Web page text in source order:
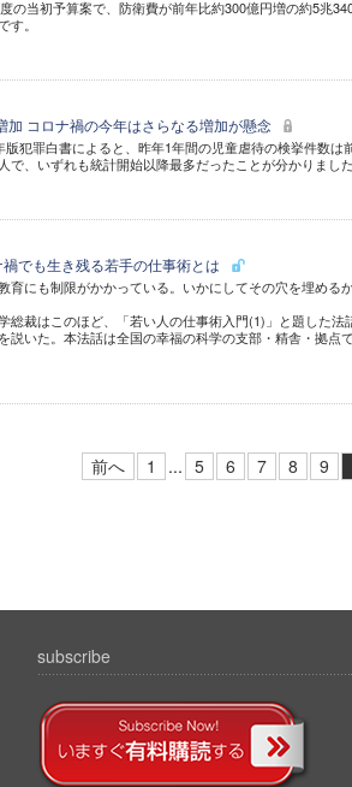
の当初予算案で、防衛費が前年比約300億円増の約5兆
。
加 コロナ禍の今年はさらなる増加が懸念
犯罪白書によると、昨年1年間の児童虐待の検挙件数は
で、いずれも統計開始以降最多だったことが分かりました
でも生き残る若手の仕事術とは
育にも制限がかかっている。いかにしてその穴を埋める
総裁はこのほど、「若い人の仕事術入門(1)」と題した法
説いた。本法話は全国の幸福の科学の支部・精舎・拠点
前へ 1 ... 5 6 7 8 9
subscribe